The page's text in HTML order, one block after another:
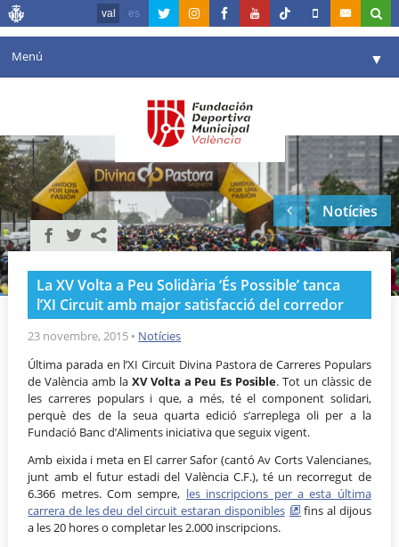
val es
Menú ▼
Agenda
Instal·lacions ▼
Comunicació ▼
València en esport
Portal de Transparència
Reserves
Notícies
La XV Volta a Peu Solidària ‘És Possible’ tanca
l’XI Circuit amb major satisfacció del corredor
23 novembre, 2015 • Notícies
Última parada en l’XI Circuit Divina Pastora de Carreres Populars
de València amb la XV Volta a Peu Es Posible. Tot un clàssic de
les carreres populars i que, a més, té el component solidari,
perquè des de la seua quarta edició s’arreplega oli per a la
Fundació Banc d’Aliments iniciativa que seguix vigent.
Amb eixida i meta en El carrer Safor (cantó Av Corts Valencianes,
junt amb el futur estadi del València C.F.), té un recorregut de
6.366 metres. Com sempre, les inscripcions per a esta última
carrera de les deu del circuit estaran disponibles
fins al dijous
a les 20 hores o completar les 2.000 inscripcions.